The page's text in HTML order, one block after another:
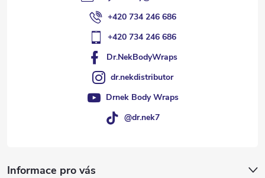
+420 734 246 686
+420 734 246 686
Dr.NekBodyWraps
dr.nekdistributor
Drnek Body Wraps
@dr.nek7
Informace pro vás